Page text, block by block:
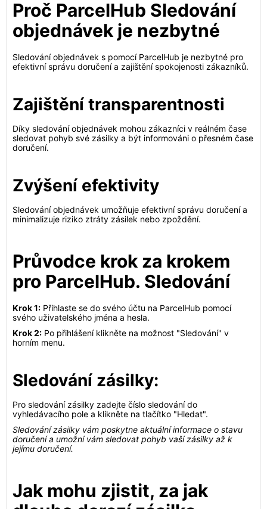
Proč ParcelHub Sledování
objednávek je nezbytné
Sledování objednávek s pomocí ParcelHub je nezbytné pro
efektivní správu doručení a zajištění spokojenosti zákazníků.
Zajištění transparentnosti
Díky sledování objednávek mohou zákazníci v reálném čase
sledovat pohyb své zásilky a být informováni o přesném čase
doručení.
Zvýšení efektivity
Sledování objednávek umožňuje efektivní správu doručení a
minimalizuje riziko ztráty zásilek nebo zpoždění.
Průvodce krok za krokem
pro ParcelHub. Sledování
Krok 1: Přihlaste se do svého účtu na ParcelHub pomocí
svého uživatelského jména a hesla.
Krok 2: Po přihlášení klikněte na možnost "Sledování" v
horním menu.
Sledování zásilky:
Pro sledování zásilky zadejte číslo sledování do
vyhledávacího pole a klikněte na tlačítko "Hledat".
Sledování zásilky vám poskytne aktuální informace o stavu
doručení a umožní vám sledovat pohyb vaší zásilky až k
jejímu doručení.
Jak mohu zjistit, za jak